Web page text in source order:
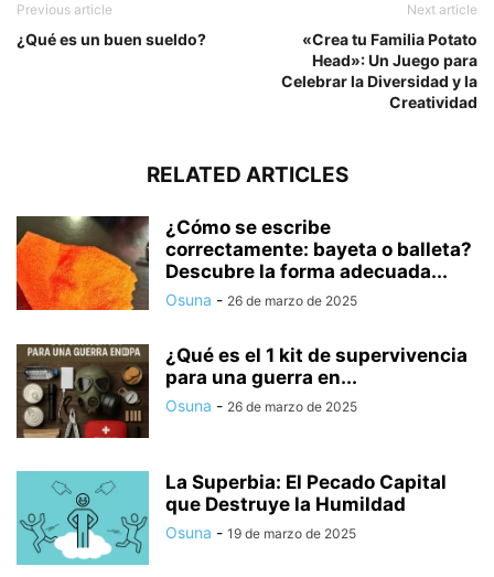
Previous article
¿Qué es un buen sueldo?
Next article
«Crea tu Familia Potato
Head»: Un Juego para
Celebrar la Diversidad y la
Creatividad
RELATED ARTICLES
¿Cómo se escribe
correctamente: bayeta o balleta?
Descubre la forma adecuada...
Osuna - 26 de marzo de 2025
¿Qué es el 1 kit de supervivencia
para una guerra en...
Osuna - 26 de marzo de 2025
La Superbia: El Pecado Capital
que Destruye la Humildad
Osuna - 19 de marzo de 2025